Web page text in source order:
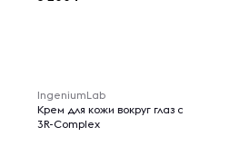
IngeniumLab
Крем для кожи вокруг глаз с
3R-Complex